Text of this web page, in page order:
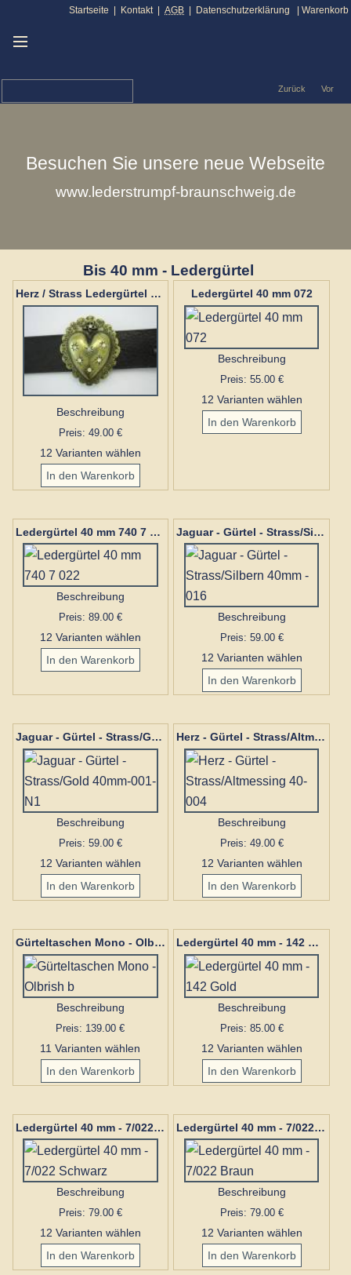
Besuchen Sie unsere neue Webseite
www.lederstrumpf-braunschweig.de
Startseite | Kontakt | AGB | Datenschutzerklärung Warenkorb
Bis 40 mm - Ledergürtel
Herz / Strass Ledergürtel 40 mm N1
Beschreibung
Preis: 49.00 €
12 Varianten wählen
Ledergürtel 40 mm 072
Beschreibung
Preis: 55.00 €
12 Varianten wählen
Ledergürtel 40 mm 740 7 022
Beschreibung
Preis: 89.00 €
12 Varianten wählen
Jaguar - Gürtel - Strass/Silbern 40mm - 016
Beschreibung
Preis: 59.00 €
12 Varianten wählen
Jaguar - Gürtel - Strass/Gold 40mm-001-N1
Beschreibung
Preis: 59.00 €
12 Varianten wählen
Herz - Gürtel - Strass/Altmessing 40-004
Beschreibung
Preis: 49.00 €
12 Varianten wählen
Gürteltaschen Mono - Olbrish b
Beschreibung
Preis: 139.00 €
11 Varianten wählen
Ledergürtel 40 mm - 142 Gold
Beschreibung
Preis: 85.00 €
12 Varianten wählen
Ledergürtel 40 mm - 7/022 Schwarz
Beschreibung
Preis: 79.00 €
12 Varianten wählen
Ledergürtel 40 mm - 7/022 Braun
Beschreibung
Preis: 79.00 €
12 Varianten wählen
Zurück Vor